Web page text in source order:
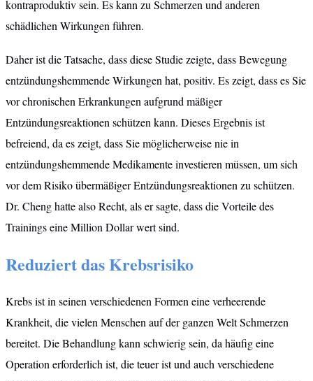
kontraproduktiv sein. Es kann zu Schmerzen und anderen
schädlichen Wirkungen führen.
Daher ist die Tatsache, dass diese Studie zeigte, dass Bewegung
entzündungshemmende Wirkungen hat, positiv. Es zeigt, dass es Sie
vor chronischen Erkrankungen aufgrund mäßiger
Entzündungsreaktionen schützen kann. Dieses Ergebnis ist
befreiend, da es zeigt, dass Sie möglicherweise nie in
entzündungshemmende Medikamente investieren müssen, um sich
vor dem Risiko übermäßiger Entzündungsreaktionen zu schützen.
Dr. Cheng hatte also Recht, als er sagte, dass die Vorteile des
Trainings eine Million Dollar wert sind.
Reduziert das Krebsrisiko
Krebs ist in seinen verschiedenen Formen eine verheerende
Krankheit, die vielen Menschen auf der ganzen Welt Schmerzen
bereitet. Die Behandlung kann schwierig sein, da häufig eine
Operation erforderlich ist, die teuer ist und auch verschiedene